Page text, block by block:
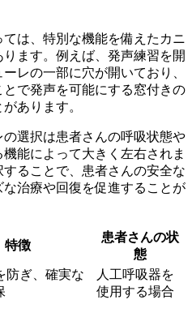
は、 特別な機能を備えたカニ
ます。例えば、発声練習を開
レの一部に穴が開いており、
で発声を可能にする窓付きの
あります。
選択は患者さんの呼吸状態や
能によって大きく左右されま
ることで、患者さんの安全な
治療や回復を促進することが
特徴
患者さんの状
態
防ぎ、確実な
人工呼吸器を
使用する場合